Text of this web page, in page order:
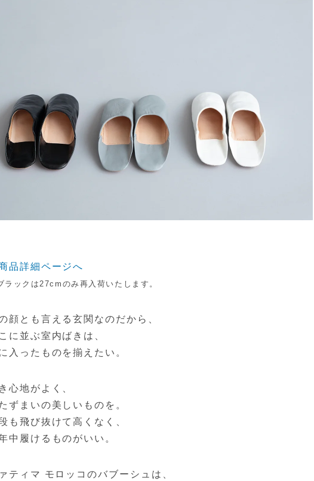
品詳細ページへ
ックは27cmのみ再入荷いたします。
顔とも言える玄関なのだから、
に並ぶ室内ばきは、
入ったものを揃えたい。
心地がよく、
ずまいの美しいものを。
も飛び抜けて高くなく、
中履けるものがいい。
ティマ モロッコのバブーシュは、